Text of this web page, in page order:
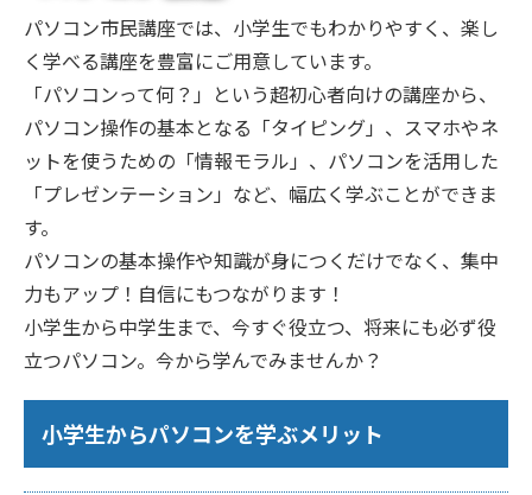
パソコン市民講座では、小学生でもわかりやすく、楽し
く学べる講座を豊富にご用意しています。
「パソコンって何？」という超初心者向けの講座から、
パソコン操作の基本となる「タイピング」、スマホやネ
ットを使うための「情報モラル」、パソコンを活用した
「プレゼンテーション」など、幅広く学ぶことができま
す。
パソコンの基本操作や知識が身につくだけでなく、集中
力もアップ！自信にもつながります！
小学生から中学生まで、今すぐ役立つ、将来にも必ず役
立つパソコン。今から学んでみませんか？
小学生からパソコンを学ぶメリット